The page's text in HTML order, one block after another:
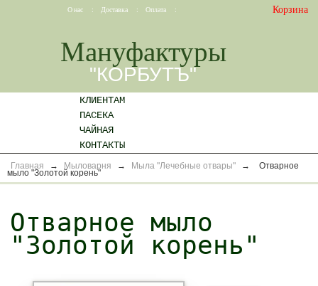
О нас : Доставка : Оплата : Корзина
Мануфактуры
"КОРБУТЪ"
КЛИЕНТАМ
ПАСЕКА
ЧАЙНАЯ
КОНТАКТЫ
Главная → Мыловарня → Мыла "Лечебные отвары" → Отварное
мыло "Золотой корень"
Отварное мыло
"Золотой корень"